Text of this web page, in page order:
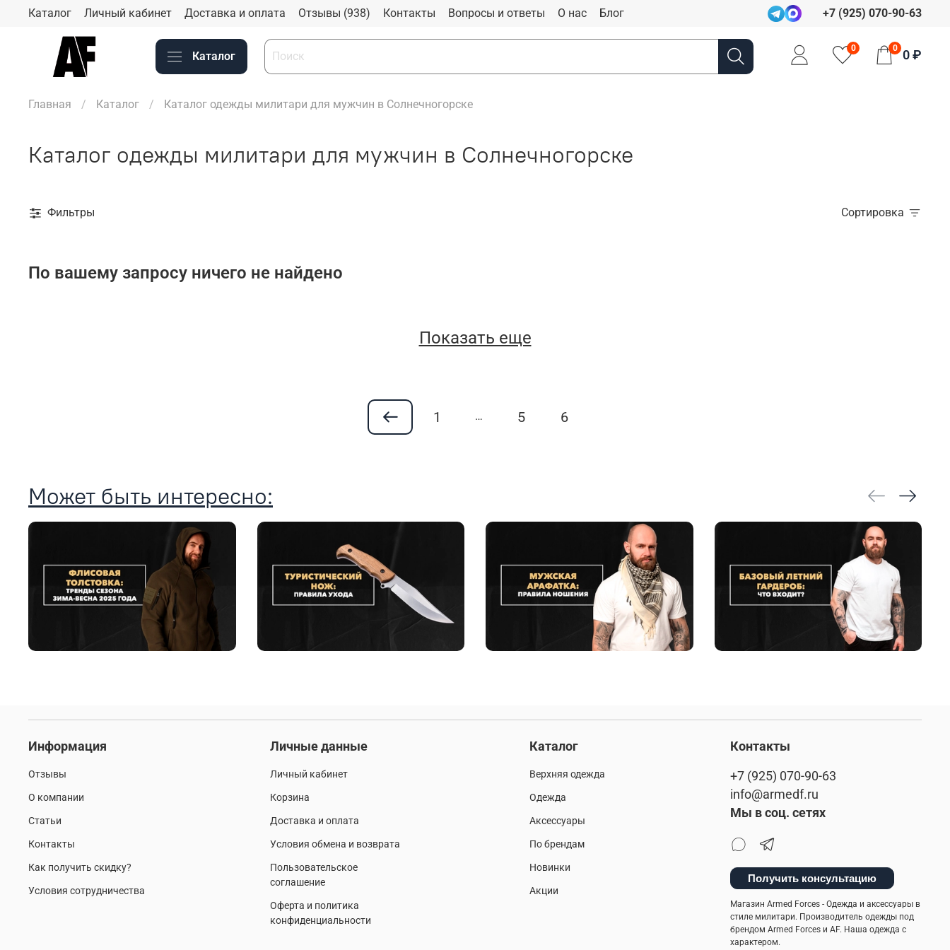
Каталог Личный кабинет Доставка и оплата Отзывы (938) Контакты Вопросы и ответы О нас Блог +7 (925) 070-90-63
Каталог
0 0 0 ₽
Главная Каталог Каталог одежды милитари для мужчин в Солнечногорске
Каталог одежды милитари для мужчин в Солнечногорске
Фильтры Сортировка
По вашему запросу ничего не найдено
Показать еще
1 … 5 6
Может быть интересно:
Информация
Отзывы
О компании
Статьи
Контакты
Как получить скидку?
Условия сотрудничества
Личные данные
Личный кабинет
Корзина
Доставка и оплата
Условия обмена и возврата
Пользовательское
соглашение
Оферта и политика
конфиденциальности
Каталог
Верхняя одежда
Одежда
Аксессуары
По брендам
Новинки
Акции
Контакты
+7 (925) 070-90-63
info@armedf.ru
Мы в соц. сетях
Получить консультацию
Магазин Armed Forces - Одежда и аксессуары в
стиле милитари. Производитель одежды под
брендом Armed Forces и AF. Наша одежда с
характером.